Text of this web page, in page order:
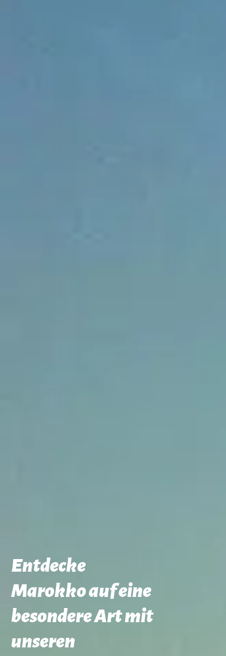
Entdecke
Marokko auf eine
besondere Art mit
unseren